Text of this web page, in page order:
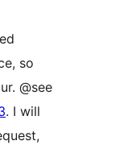
so
@see
. I will